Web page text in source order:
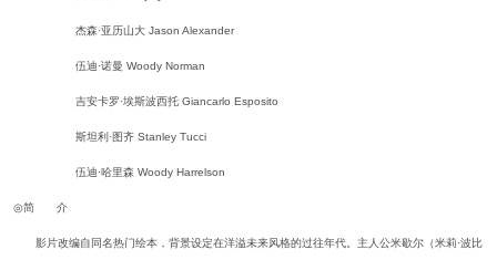
杰森·亚历山大 Jason Alexander
伍迪·诺曼 Woody Norman
吉安卡罗·埃斯波西托 Giancarlo Esposito
斯坦利·图齐 Stanley Tucci
伍迪·哈里森 Woody Harrelson
◎简 介
影片改编自同名热门绘本，背景设定在洋溢未来风格的过往年代。主人公米歇尔（米莉·波比